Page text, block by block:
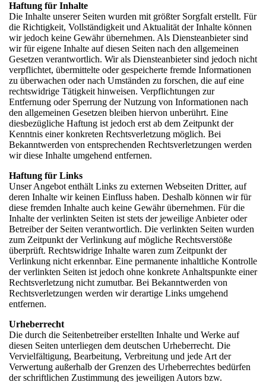
Haftung für Inhalte
Die Inhalte unserer Seiten wurden mit größter Sorgfalt erstellt. Für
die Richtigkeit, Vollständigkeit und Aktualität der Inhalte können
wir jedoch keine Gewähr übernehmen. Als Diensteanbieter sind
wir für eigene Inhalte auf diesen Seiten nach den allgemeinen
Gesetzen verantwortlich. Wir als Diensteanbieter sind jedoch nicht
verpflichtet, übermittelte oder gespeicherte fremde Informationen
zu überwachen oder nach Umständen zu forschen, die auf eine
rechtswidrige Tätigkeit hinweisen. Verpflichtungen zur
Entfernung oder Sperrung der Nutzung von Informationen nach
den allgemeinen Gesetzen bleiben hiervon unberührt. Eine
diesbezügliche Haftung ist jedoch erst ab dem Zeitpunkt der
Kenntnis einer konkreten Rechtsverletzung möglich. Bei
Bekanntwerden von entsprechenden Rechtsverletzungen werden
wir diese Inhalte umgehend entfernen.
Haftung für Links
Unser Angebot enthält Links zu externen Webseiten Dritter, auf
deren Inhalte wir keinen Einfluss haben. Deshalb können wir für
diese fremden Inhalte auch keine Gewähr übernehmen. Für die
Inhalte der verlinkten Seiten ist stets der jeweilige Anbieter oder
Betreiber der Seiten verantwortlich. Die verlinkten Seiten wurden
zum Zeitpunkt der Verlinkung auf mögliche Rechtsverstöße
überprüft. Rechtswidrige Inhalte waren zum Zeitpunkt der
Verlinkung nicht erkennbar. Eine permanente inhaltliche Kontrolle
der verlinkten Seiten ist jedoch ohne konkrete Anhaltspunkte einer
Rechtsverletzung nicht zumutbar. Bei Bekanntwerden von
Rechtsverletzungen werden wir derartige Links umgehend
entfernen.
Urheberrecht
Die durch die Seitenbetreiber erstellten Inhalte und Werke auf
diesen Seiten unterliegen dem deutschen Urheberrecht. Die
Vervielfältigung, Bearbeitung, Verbreitung und jede Art der
Verwertung außerhalb der Grenzen des Urheberrechtes bedürfen
der schriftlichen Zustimmung des jeweiligen Autors bzw.